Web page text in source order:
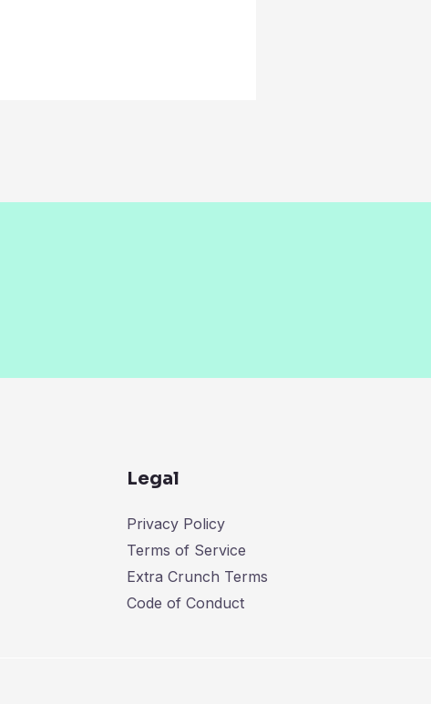
Legal
Privacy Policy
Terms of Service
Extra Crunch Terms
Code of Conduct